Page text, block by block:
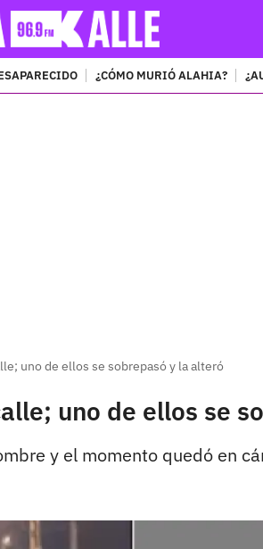
¿CÓMO MURIÓ ALAHIA?
uno de ellos se sobrepasó y la alteró
uno de ellos se
y el momento quedó en